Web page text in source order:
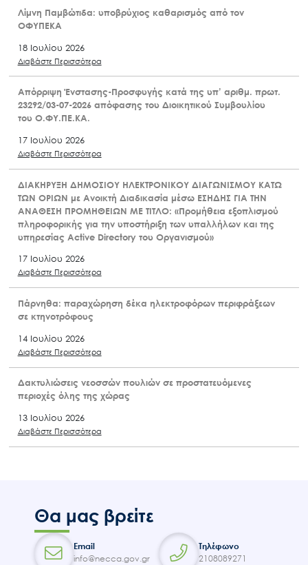
Λίμνη Παμβώτιδα: υποβρύχιος καθαρισμός από τον
ΟΦΥΠΕΚΑ
18 Ιουλίου 2026
Διαβάστε Περισσότερα
Απόρριψη Ένστασης-Προσφυγής κατά της υπ’ αριθμ. πρωτ.
23292/03-07-2026 απόφασης του Διοικητικού Συμβουλίου
του Ο.ΦΥ.ΠΕ.ΚΑ.
17 Ιουλίου 2026
Διαβάστε Περισσότερα
ΔΙΑΚΗΡΥΞΗ ΔΗΜΟΣΙΟΥ ΗΛΕΚΤΡΟΝΙΚΟΥ ΔΙΑΓΩΝΙΣΜΟΥ ΚΑΤΩ
ΤΩΝ ΟΡΙΩΝ με Ανοικτή Διαδικασία μέσω ΕΣΗΔΗΣ ΓΙΑ ΤΗΝ
ΑΝΑΘΕΣΗ ΠΡΟΜΗΘΕΙΩΝ ΜΕ ΤΙΤΛΟ: «Προμήθεια εξοπλισμού
πληροφορικής για την υποστήριξη των υπαλλήλων και της
υπηρεσίας Active Directory του Οργανισμού»
17 Ιουλίου 2026
Διαβάστε Περισσότερα
Πάρνηθα: παραχώρηση δέκα ηλεκτροφόρων περιφράξεων
σε κτηνοτρόφους
14 Ιουλίου 2026
Διαβάστε Περισσότερα
Δακτυλιώσεις νεοσσών πουλιών σε προστατευόμενες
περιοχές όλης της χώρας
13 Ιουλίου 2026
Διαβάστε Περισσότερα
Θα μας βρείτε
Email
info@necca.gov.gr
Τηλέφωνο
2108089271